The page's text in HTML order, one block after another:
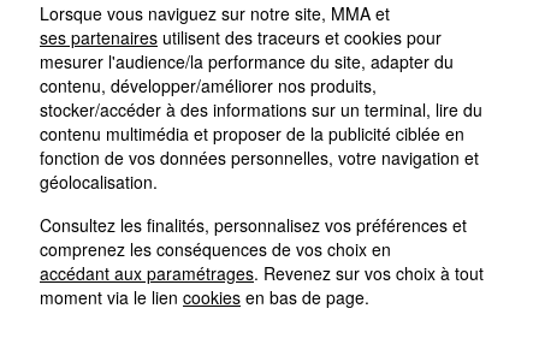
Accueil
Retour
Mentions Légales
Les cookies sur le site de votre
Agent Général MMA
Lorsque vous naviguez sur notre site, MMA et
ses partenaires utilisent des traceurs et cookies pour
mesurer l'audience/la performance du site, adapter du
contenu, développer/améliorer nos produits,
stocker/accéder à des informations sur un terminal, lire du
contenu multimédia et proposer de la publicité ciblée en
fonction de vos données personnelles, votre navigation et
géolocalisation.
Consultez les finalités, personnalisez vos préférences et
comprenez les conséquences de vos choix en
accédant aux paramétrages. Revenez sur vos choix à tout
moment via le lien cookies en bas de page.